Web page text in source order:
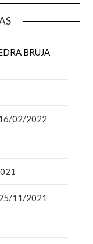
BRUJA
02/2022
11/2021